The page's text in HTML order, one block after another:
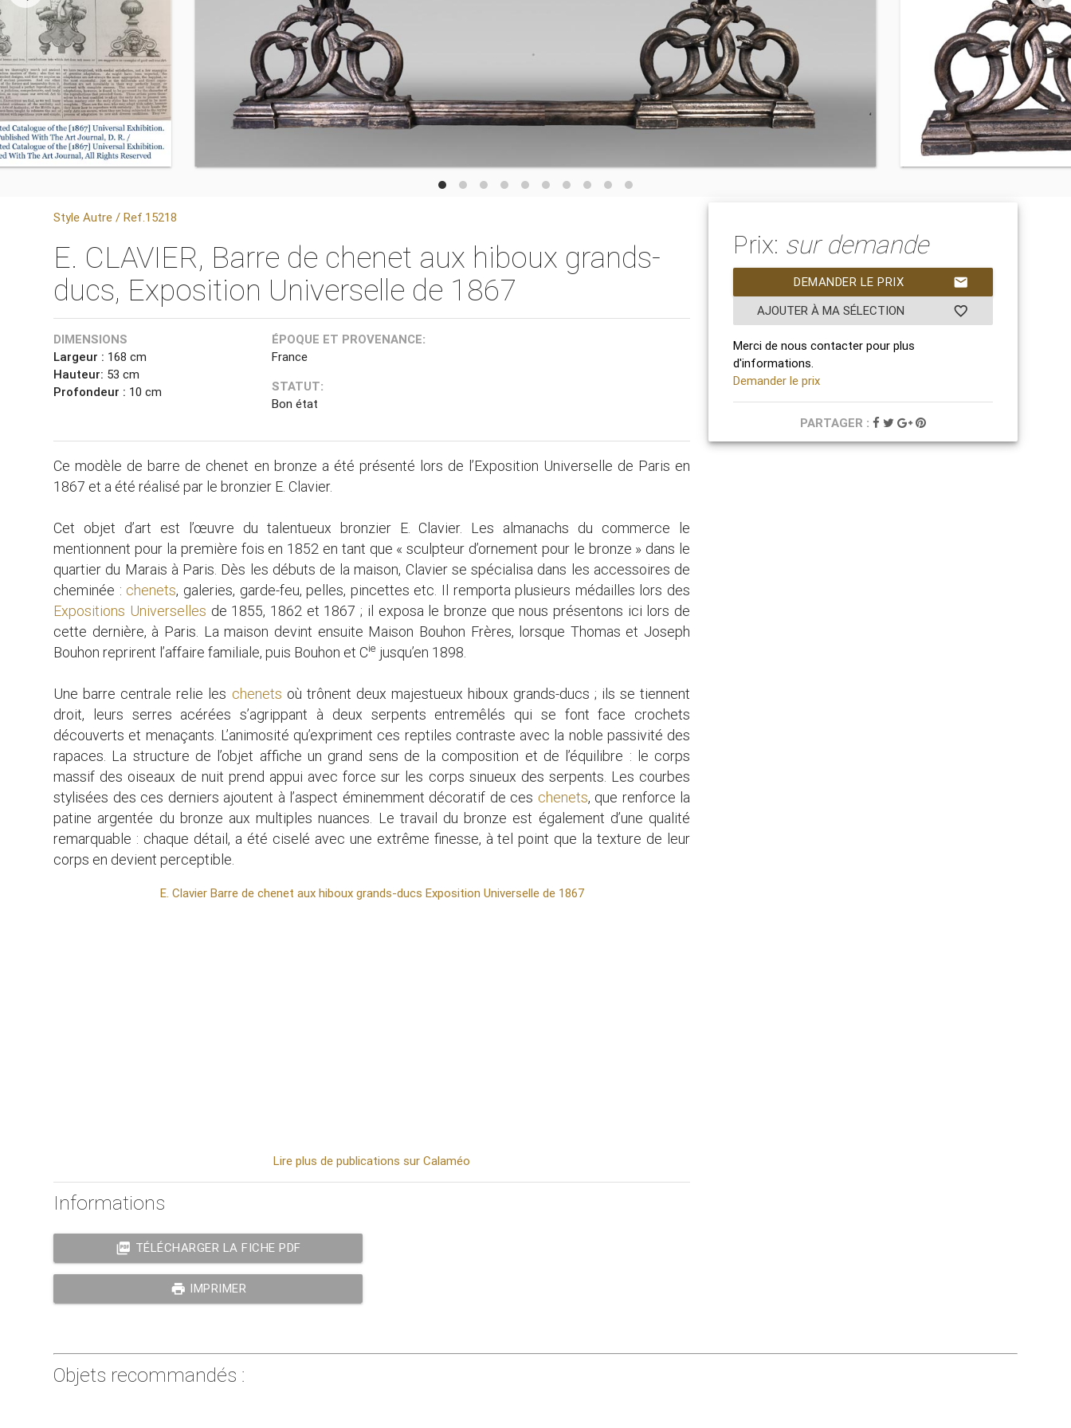
Style Autre / Ref.15218
E. CLAVIER, Barre de chenet aux hiboux grands-
ducs, Exposition Universelle de 1867
DIMENSIONS
Largeur : 168 cm
Hauteur: 53 cm
Profondeur : 10 cm
ÉPOQUE ET PROVENANCE:
France
STATUT:
Bon état
Ce modèle de barre de chenet en bronze a été présenté lors de l’Exposition Universelle de Paris en
1867 et a été réalisé par le bronzier E. Clavier.
Cet objet d’art est l’œuvre du talentueux bronzier E. Clavier. Les almanachs du commerce le
mentionnent pour la première fois en 1852 en tant que « sculpteur d’ornement pour le bronze » dans le
quartier du Marais à Paris. Dès les débuts de la maison, Clavier se spécialisa dans les accessoires de
cheminée : chenets, galeries, garde-feu, pelles, pincettes etc. Il remporta plusieurs médailles lors des
Expositions Universelles de 1855, 1862 et 1867 ; il exposa le bronze que nous présentons ici lors de
cette dernière, à Paris. La maison devint ensuite Maison Bouhon Frères, lorsque Thomas et Joseph
Bouhon reprirent l’affaire familiale, puis Bouhon et Cie jusqu’en 1898.
Une barre centrale relie les chenets où trônent deux majestueux hiboux grands-ducs ; ils se tiennent
droit, leurs serres acérées s’agrippant à deux serpents entremêlés qui se font face crochets
découverts et menaçants. L’animosité qu’expriment ces reptiles contraste avec la noble passivité des
rapaces. La structure de l’objet affiche un grand sens de la composition et de l’équilibre : le corps
massif des oiseaux de nuit prend appui avec force sur les corps sinueux des serpents. Les courbes
stylisées des ces derniers ajoutent à l’aspect éminemment décoratif de ces chenets, que renforce la
patine argentée du bronze aux multiples nuances. Le travail du bronze est également d’une qualité
remarquable : chaque détail, a été ciselé avec une extrême finesse, à tel point que la texture de leur
corps en devient perceptible.
E. Clavier Barre de chenet aux hiboux grands-ducs Exposition Universelle de 1867
Lire plus de publications sur Calaméo
Informations
picture_as_pdf TÉLÉCHARGER LA FICHE PDF
print IMPRIMER
Prix: sur demande
mail
DEMANDER LE PRIX
favorite_border
AJOUTER À MA SÉLECTION
Merci de nous contacter pour plus
d'informations.
Demander le prix
PARTAGER :
Objets recommandés :